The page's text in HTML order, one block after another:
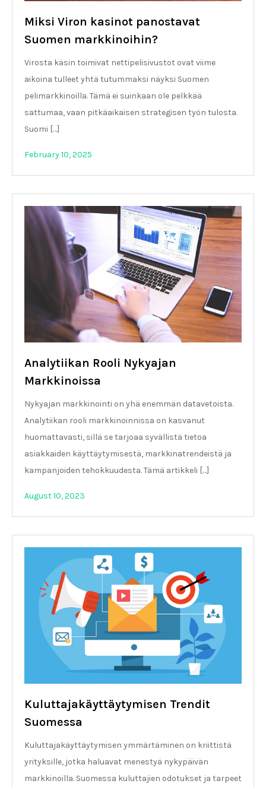
Miksi Viron kasinot panostavat
Suomen markkinoihin?
Virosta käsin toimivat nettipelisivustot ovat viime
aikoina tulleet yhtä tutummaksi näyksi Suomen
pelimarkkinoilla. Tämä ei suinkaan ole pelkkää
sattumaa, vaan pitkäaikaisen strategisen työn tulosta.
Suomi […]
February 10, 2025
Analytiikan Rooli Nykyajan
Markkinoissa
Nykyajan markkinointi on yhä enemmän datavetoista.
Analytiikan rooli markkinoinnissa on kasvanut
huomattavasti, sillä se tarjoaa syvällistä tietoa
asiakkaiden käyttäytymisestä, markkinatrendeistä ja
kampanjoiden tehokkuudesta. Tämä artikkeli […]
August 10, 2023
Kuluttajakäyttäytymisen Trendit
Suomessa
Kuluttajakäyttäytymisen ymmärtäminen on kriittistä
yrityksille, jotka haluavat menestyä nykypäivän
markkinoilla. Suomessa kuluttajien odotukset ja tarpeet